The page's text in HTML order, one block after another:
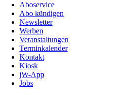
Aboservice
Abo kündigen
Newsletter
Werben
Veranstaltungen
Terminkalender
Kontakt
Kiosk
jW-App
Jobs